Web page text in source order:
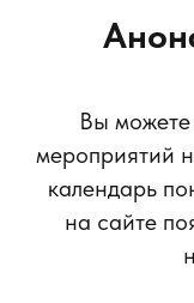
Вы
мероприятий
календарь
на сайте